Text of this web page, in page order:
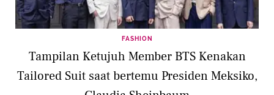
FASHION
Tampilan Ketujuh Member BTS Kenakan
Tailored Suit saat bertemu Presiden Meksiko,